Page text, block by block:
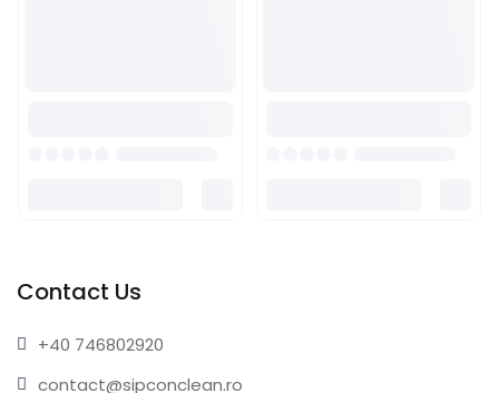
Contact Us
+40 746802920
contact@sipconclean.ro